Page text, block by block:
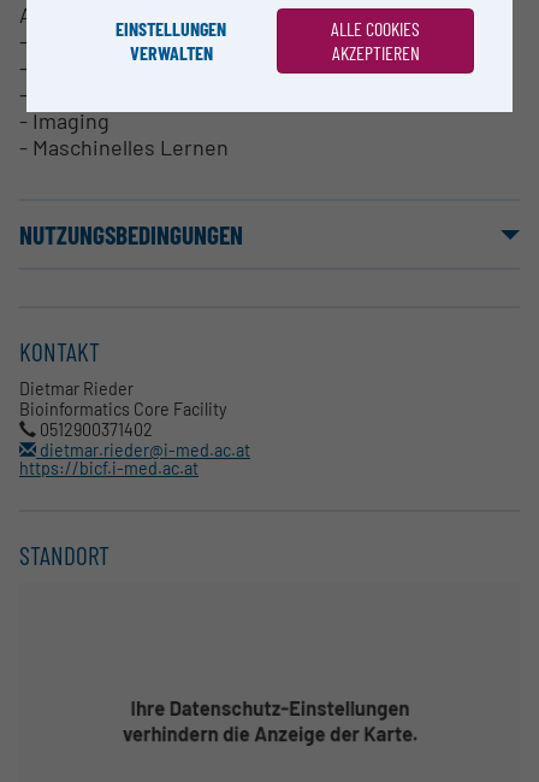
Anwendungsbereiche:
- Genomics
- Transcriptomics
- Single cell analysis
- Imaging
- Maschinelles Lernen
NUTZUNGSBEDINGUNGEN
KONTAKT
Dietmar Rieder
Bioinformatics Core Facility
0512900371402
dietmar.rieder@i-med.ac.at
https://bicf.i-med.ac.at
STANDORT
EINSTELLUNGEN
VERWALTEN
ALLE COOKIES
AKZEPTIEREN